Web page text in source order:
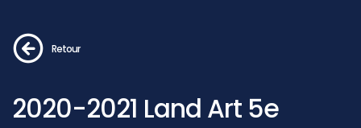
Retour
2020-2021 Land Art 5e